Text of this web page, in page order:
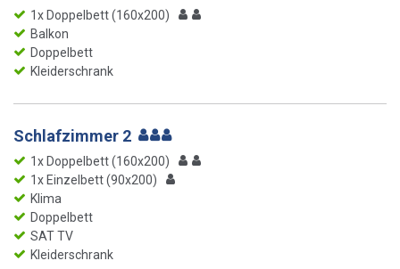
1x Doppelbett (160x200)
Balkon
Doppelbett
Kleiderschrank
Schlafzimmer 2
1x Doppelbett (160x200)
1x Einzelbett (90x200)
Klima
Doppelbett
SAT TV
Kleiderschrank